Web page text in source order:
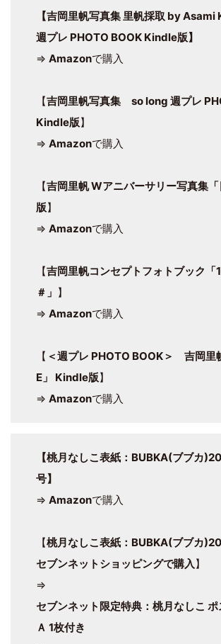
【吉岡里帆写真集 里帆採取 by
週プレ PHOTO BOOK Kindle版】
⇒ Amazonで購入
【吉岡里帆写真集 so long 週プレ
Kindle版】
⇒ Amazonで購入
【吉岡里帆 Wアニバーサリー写真集「
版】
⇒ Amazonで購入
【吉岡里帆コンセプトフォトブック「
＃」 】
⇒ Amazonで購入
【 ＜週プレ PHOTO BOOK＞ 吉岡里
E」 Kindle版】
⇒ Amazonで購入
【桃月なしこ表紙：BUBKA(ブブカ
号】
⇒ Amazonで購入
【桃月なしこ表紙：BUBKA(ブブカ
セブンネットショッピングで購入 】
⇒
セブンネット限定特典：桃月なしこ
Ａ 1枚付き